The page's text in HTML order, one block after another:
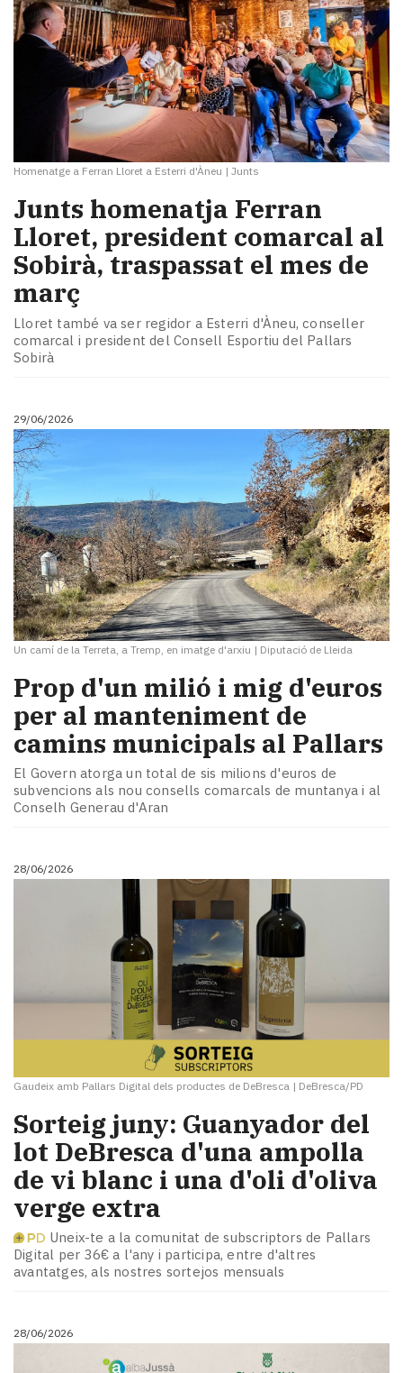
Homenatge a Ferran Lloret a Esterri d'Àneu | Junts
Junts homenatja Ferran
Lloret, president comarcal al
Sobirà, traspassat el mes de
març
Lloret també va ser regidor a Esterri d'Àneu, conseller
comarcal i president del Consell Esportiu del Pallars
Sobirà
29/06/2026
Un camí de la Terreta, a Tremp, en imatge d'arxiu | Diputació de Lleida
Prop d'un milió i mig d'euros
per al manteniment de
camins municipals al Pallars
El Govern atorga un total de sis milions d'euros de
subvencions als nou consells comarcals de muntanya i al
Conselh Generau d'Aran
28/06/2026
Gaudeix amb Pallars Digital dels productes de DeBresca | DeBresca/PD
Sorteig juny: Guanyador del
lot DeBresca d'una ampolla
de vi blanc i una d'oli d'oliva
verge extra
Uneix-te a la comunitat de subscriptors de Pallars
Digital per 36€ a l'any i participa, entre d'altres
avantatges, als nostres sortejos mensuals
28/06/2026